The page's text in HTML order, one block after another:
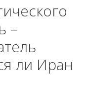
–
ли Иран